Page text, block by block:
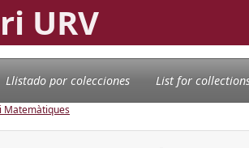
URV
Llistado por colecciones List for
Matemàtiques